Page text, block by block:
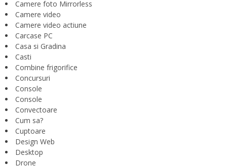
Camere foto Mirrorless
Camere video
Camere video actiune
Carcase PC
Casa si Gradina
Casti
Combine frigorifice
Concursuri
Console
Console
Convectoare
Cum sa?
Cuptoare
Design Web
Desktop
Drone